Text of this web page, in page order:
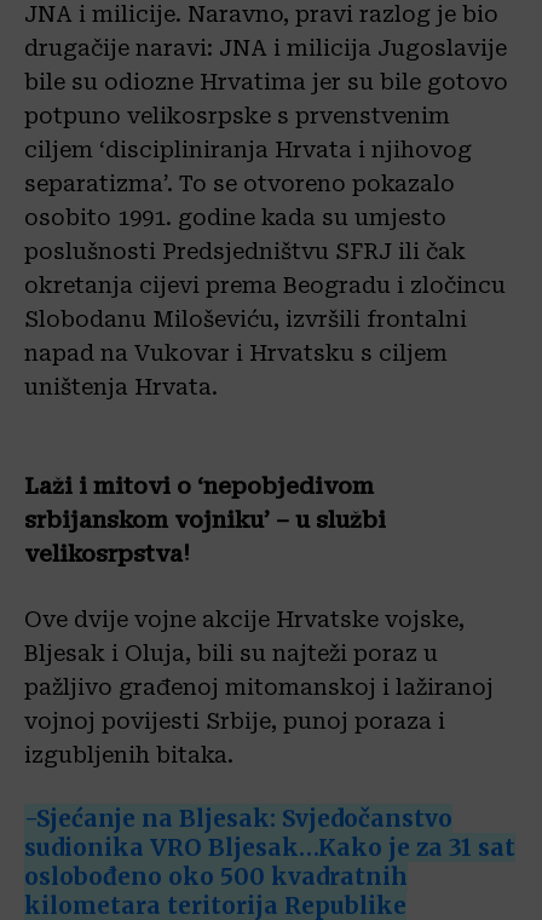
JNA i milicije. Naravno, pravi razlog je bio
drugačije naravi: JNA i milicija Jugoslavije
bile su odiozne Hrvatima jer su bile gotovo
potpuno velikosrpske s prvenstvenim
ciljem ‘discipliniranja Hrvata i njihovog
separatizma’. To se otvoreno pokazalo
osobito 1991. godine kada su umjesto
poslušnosti Predsjedništvu SFRJ ili čak
okretanja cijevi prema Beogradu i zločincu
Slobodanu Miloševiću, izvršili frontalni
napad na Vukovar i Hrvatsku s ciljem
uništenja Hrvata.
Laži i mitovi o ‘nepobjedivom
srbijanskom vojniku’ – u službi
velikosrpstva!
Ove dvije vojne akcije Hrvatske vojske,
Bljesak i Oluja, bili su najteži poraz u
pažljivo građenoj mitomanskoj i lažiranoj
vojnoj povijesti Srbije, punoj poraza i
izgubljenih bitaka.
-Sjećanje na Bljesak: Svjedočanstvo
sudionika VRO Bljesak…Kako je za 31 sat
oslobođeno oko 500 kvadratnih
kilometara teritorija Republike